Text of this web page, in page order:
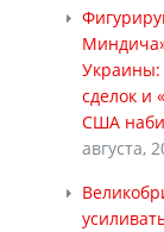
Украины:
сделок и
США
августа,